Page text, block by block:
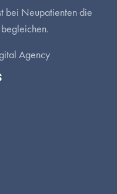
bei Neupatienten die
Agency